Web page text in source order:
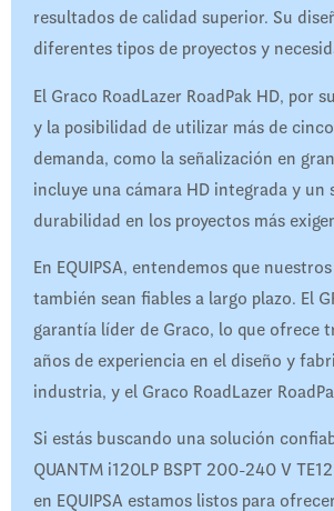
resultados de calidad superior. Su
diferentes tipos de proyectos y
El Graco RoadLazer RoadPak HD,
y la posibilidad de utilizar más de
demanda, como la señalización en
incluye una cámara HD integrada y
durabilidad en los proyectos más
En EQUIPSA, entendemos que
también sean fiables a largo plazo. El
garantía líder de Graco, lo que ofrece
años de experiencia en el diseño y
industria, y el Graco RoadLazer
Si estás buscando una solución
QUANTM i120LP BSPT 200-240 V
en EQUIPSA estamos listos para